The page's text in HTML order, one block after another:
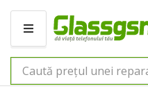
M
N
I